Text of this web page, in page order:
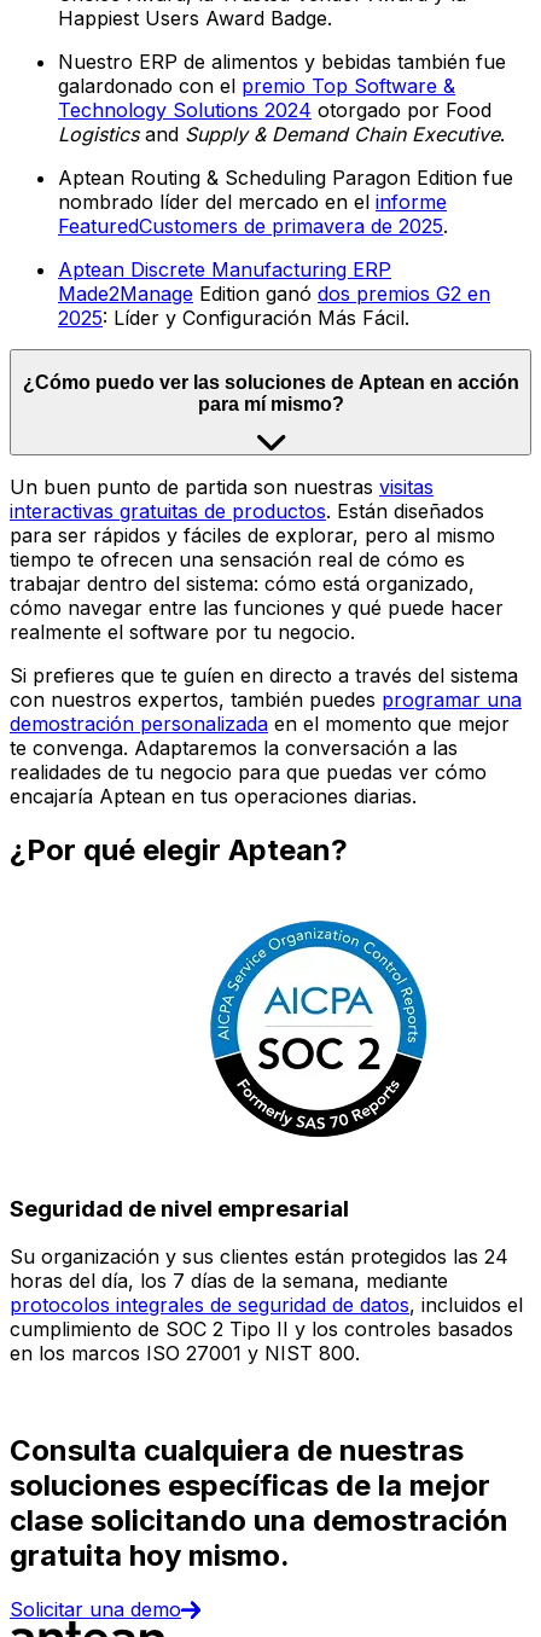
Happiest Users Award Badge.
Nuestro ERP de alimentos y bebidas también fue
galardonado con el premio Top Software &
Technology Solutions 2024 otorgado por Food
Logisticsand Supply & Demand Chain Executive.
Aptean Routing & Scheduling Paragon Edition fue
nombrado líder del mercado en el informe
FeaturedCustomers de primavera de 2025.
Aptean Discrete Manufacturing ERP
Made2Manage Edition ganó dos premios G2 en
2025: Líder y Configuración Más Fácil.
¿Cómo puedo ver las soluciones de Aptean en acción
para mí mismo?
Un buen punto de partida son nuestras visitas
interactivas gratuitas de productos. Están diseñados
para ser rápidos y fáciles de explorar, pero al mismo
tiempo te ofrecen una sensación real de cómo es
trabajar dentro del sistema: cómo está organizado,
cómo navegar entre las funciones y qué puede hacer
realmente el software por tu negocio.
Si prefieres que te guíen en directo a través del sistema
con nuestros expertos, también puedes programar una
demostración personalizada en el momento que mejor
te convenga. Adaptaremos la conversación a las
realidades de tu negocio para que puedas ver cómo
encajaría Aptean en tus operaciones diarias.
¿Por qué elegir Aptean?
Seguridad de nivel empresarial
Su organización y sus clientes están protegidos las 24
horas del día, los 7 días de la semana, mediante
protocolos integrales de seguridad de datos, incluidos el
cumplimiento de SOC 2 Tipo II y los controles basados
en los marcos ISO 27001 y NIST 800.
Consulta cualquiera de nuestras
soluciones específicas de la mejor
clase solicitando una demostración
gratuita hoy mismo.
Solicitar una demo